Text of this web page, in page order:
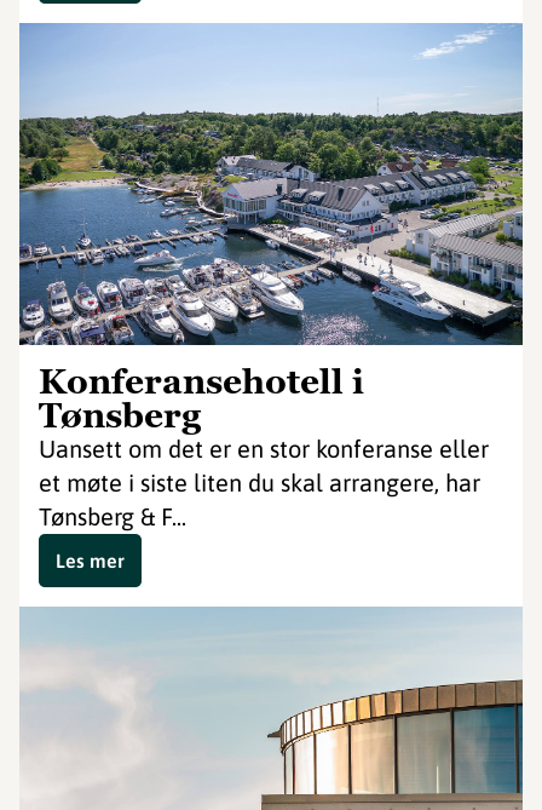
Konferansehotell i
Tønsberg
Uansett om det er en stor konferanse eller
et møte i siste liten du skal arrangere, har
Tønsberg & F...
Les mer